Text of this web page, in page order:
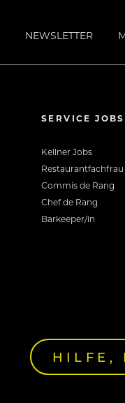
NEWSLETTER
SERVICE JOBS
Kellner Jobs
Restaurantfachfrau
Commis de Rang
Chef de Rang
Barkeeper/in
HILFE,